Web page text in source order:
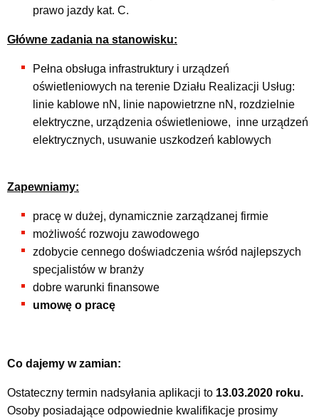
prawo jazdy kat. C.
Główne zadania na stanowisku:
Pełna obsługa infrastruktury i urządzeń
oświetleniowych na terenie Działu Realizacji Usług:
linie kablowe nN, linie napowietrzne nN, rozdzielnie
elektryczne, urządzenia oświetleniowe, inne urządzeń
elektrycznych, usuwanie uszkodzeń kablowych
Zapewniamy:
pracę w dużej, dynamicznie zarządzanej firmie
możliwość rozwoju zawodowego
zdobycie cennego doświadczenia wśród najlepszych
specjalistów w branży
dobre warunki finansowe
umowę o pracę
Co dajemy w zamian:
Ostateczny termin nadsyłania aplikacji to 13.03.2020 roku.
Osoby posiadające odpowiednie kwalifikacje prosimy